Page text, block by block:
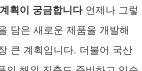
획이 궁금합니다언제나 그렇
담은 새로운 제품을 개발해
큰 계획입니다. 더불어 국산